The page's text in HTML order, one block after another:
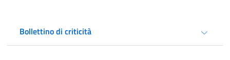
Bollettino di criticità